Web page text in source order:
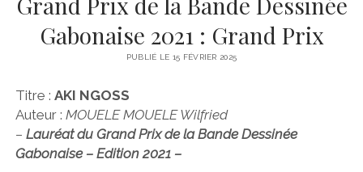
Gabonaise 2021 : Grand Prix
PUBLIÉ LE 15 FÉVRIER 2025
Titre : AKI NGOSS
Auteur : MOUELE MOUELE Wilfried
– Lauréat du Grand Prix de la Bande Dessinée
Gabonaise – Edition 2021 –